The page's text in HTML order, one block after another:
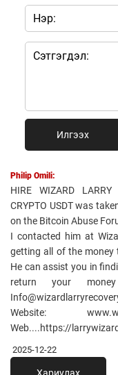
Илгээх
Philip Omili:
HIRE WIZARD
CRYPTO USDT was
on the Bitcoin Abuse
I contacted him at
getting all of the money
He can assist you in
return your
Website:
Web....https://
2025-12-22
Хариулах